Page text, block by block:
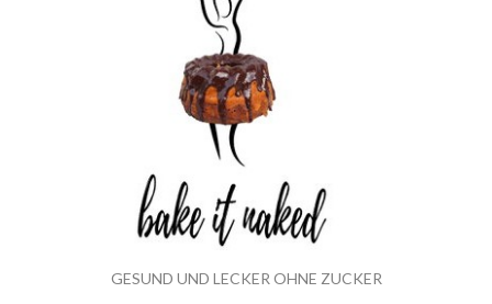
GESUND UND LECKER OHNE ZUCKER